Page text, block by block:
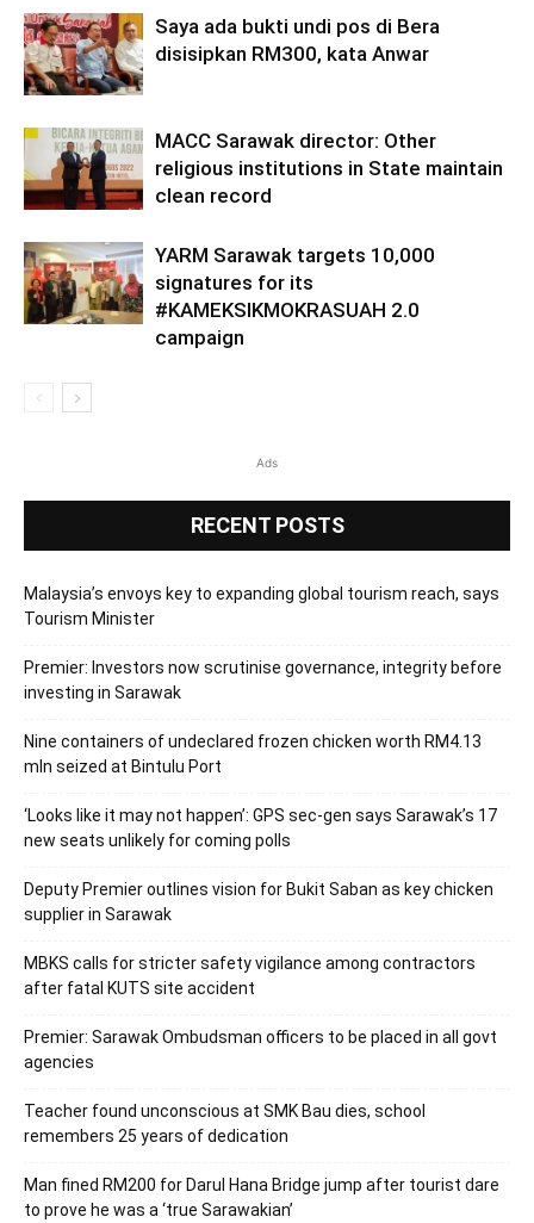
Saya ada bukti undi pos di Bera
disisipkan RM300, kata Anwar
MACC Sarawak director: Other
religious institutions in State maintain
clean record
YARM Sarawak targets 10,000
signatures for its
#KAMEKSIKMOKRASUAH 2.0
campaign
Ads
RECENT POSTS
Malaysia’s envoys key to expanding global tourism reach, says
Tourism Minister
Premier: Investors now scrutinise governance, integrity before
investing in Sarawak
Nine containers of undeclared frozen chicken worth RM4.13
mln seized at Bintulu Port
‘Looks like it may not happen’: GPS sec-gen says Sarawak’s 17
new seats unlikely for coming polls
Deputy Premier outlines vision for Bukit Saban as key chicken
supplier in Sarawak
MBKS calls for stricter safety vigilance among contractors
after fatal KUTS site accident
Premier: Sarawak Ombudsman officers to be placed in all govt
agencies
Teacher found unconscious at SMK Bau dies, school
remembers 25 years of dedication
Man fined RM200 for Darul Hana Bridge jump after tourist dare
to prove he was a ‘true Sarawakian’